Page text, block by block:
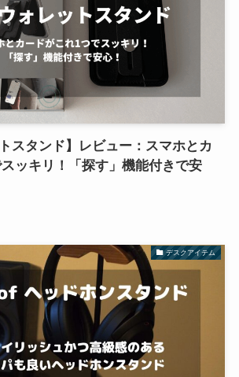
スタンド】レビュー：スマホとカ
ッキリ！「探す」機能付きで安
デスクアイテム